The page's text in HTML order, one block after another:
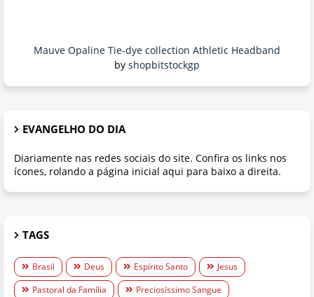
Mauve Opaline Tie-dye collection Athletic Headband
by shopbitstockgp
EVANGELHO DO DIA
Diariamente nas redes sociais do site. Confira os links nos
ícones, rolando a página inicial aqui para baixo a direita.
TAGS
Brasil Deus Espírito Santo
Jesus
Pastoral da Família
Preciosíssimo Sangue